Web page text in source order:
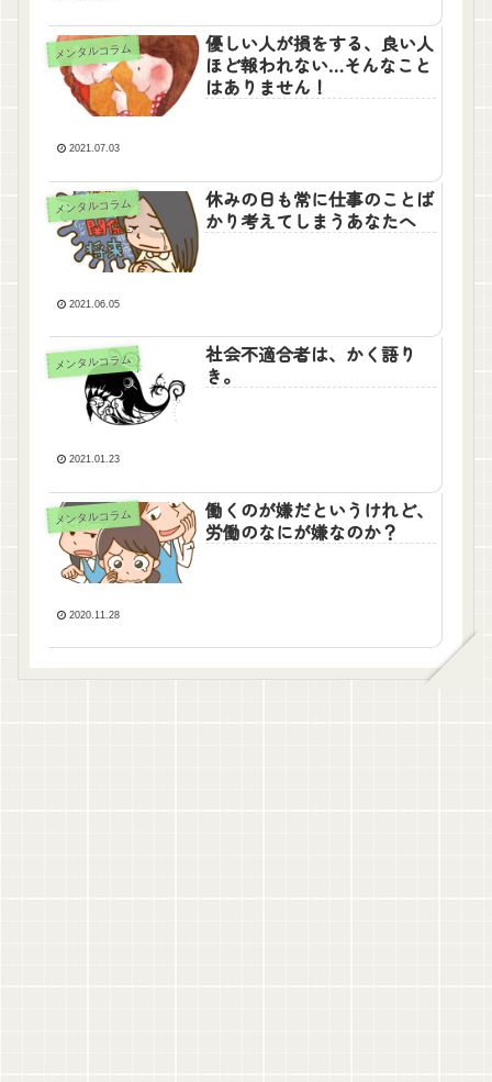
メンタルコラム
優しい人が損をする、良い人
ほど報われない…そんなこと
はありません！
2021.07.03
メンタルコラム
休みの日も常に仕事のことば
かり考えてしまうあなたへ
2021.06.05
メンタルコラム
社会不適合者は、かく語り
き。
2021.01.23
メンタルコラム
働くのが嫌だというけれど、
労働のなにが嫌なのか？
2020.11.28